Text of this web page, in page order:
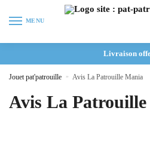
MENU
Livraison
Jouet pat'patrouille » Avis La Patrouille Mania
Avis La